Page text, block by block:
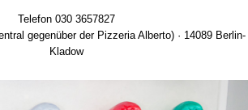
Telefon 030 3657827
gegenüber der Pizzeria Alberto) · 14089 Berlin-
Kladow